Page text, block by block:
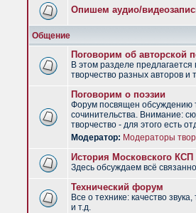
Опишем аудио/
Общение
Поговорим об авторской
В этом разделе
творчество разных авторов и
Поговорим о поэзии
Форум посвящен обсуждению
сочинительства. Внимание:
творчество - для этого есть
Модератор: Модераторы
История Московского КСП
Здесь обсуждаем всё
Технический форум
Все о технике: качество
и т.д.